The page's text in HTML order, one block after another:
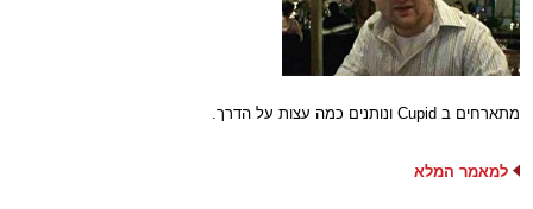
מתארחים ב Cupid ונותנים כמה עצות על הדרך.
למאמר המלא